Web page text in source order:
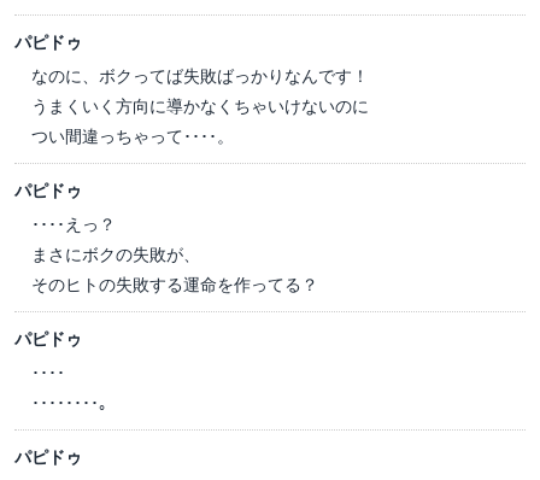
パピドゥ
なのに、ボクってば失敗ばっかりなんです！
うまくいく方向に導かなくちゃいけないのに
つい間違っちゃって････。
パピドゥ
････えっ？
まさにボクの失敗が、
そのヒトの失敗する運命を作ってる？
パピドゥ
････
････････。
パピドゥ